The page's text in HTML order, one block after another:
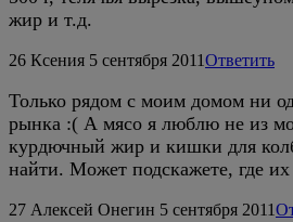
жир и т.д.
26 Ксения 5 сентября 2011Ответить
Только рядом с моим домом ни
рынка :( А мясо я люблю не из
курдючный жир и кишки для
найти. Может подскажете, где
27 Алексей Онегин 5 сентября 2011